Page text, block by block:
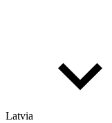
Latvia